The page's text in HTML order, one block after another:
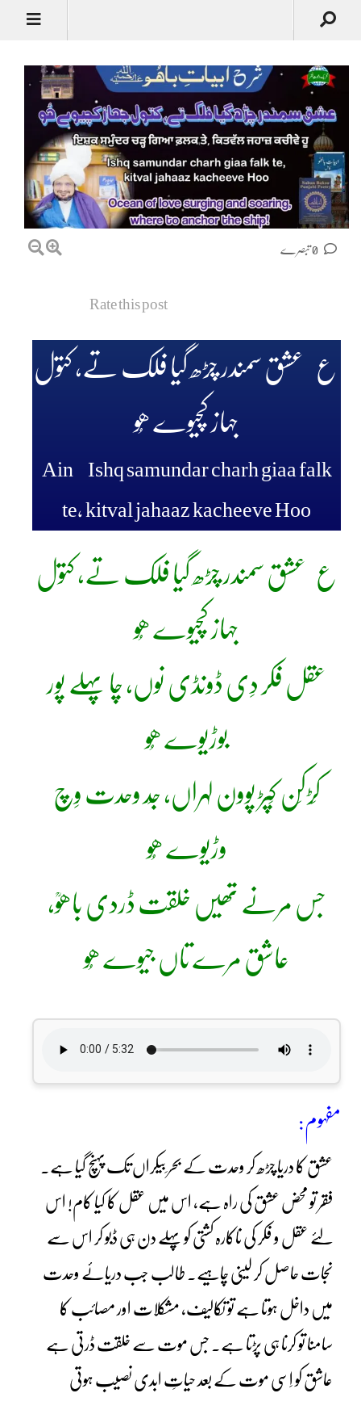
Rate this post
ع عشق سمندر چڑھ گیا فلک تے، کتول
جہاز کچیوے ھُو
Ain Ishq samundar charh giaa falk
te, kitval jahaaz kacheeve Hoo
ع عشق سمندر چڑھ گیا فلک تے، کتول
جہاز کچیوے ھُو
عقل فکر دِی ڈونڈی نوں، چا پہلے پور
بوڑیوے ھُو
کَڑکَن کَپڑ پوون لہراں، جَد وحدت وِچ
وڑیوے ھُو
جس مرنے تھیں خلقت ڈردی باھوؒ،
عاشق مرے تاں جیوے ھُو
مفہوم:
عشق کا دریا چڑھ کر وحدت کے بحر ِبیکراں تک پہنچ گیا ہے۔
فقر تو محض عشق کی راہ ہے، اس میں عقل کا کیا کام! اس
لئے عقل و فکر کی ناکارہ کشتی کو پہلے دن ہی ڈبو کر اس سے
نجات حاصل کر لینی چاہیے۔ طالب جب دریائے وحدت
میں داخل ہوتا ہے تو تکالیف، مشکلات اور مصائب کا
سامنا تو کرنا ہی پڑتا ہے۔ جس موت سے خلقت ڈرتی ہے
عاشق کو اِسی موت کے بعد حیاتِ ابدی نصیب ہوتی